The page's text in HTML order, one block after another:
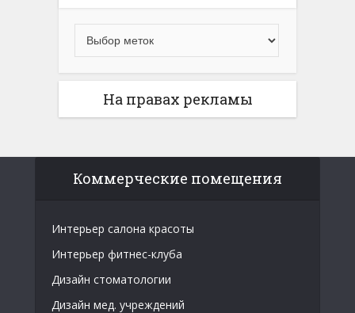
На правах рекламы
Коммерческие помещения
Интерьер салона красоты
Интерьер фитнес-клуба
Дизайн стоматологии
Дизайн мед. учреждений